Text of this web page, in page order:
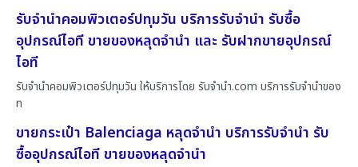
รับจำนำคอมพิวเตอร์ปทุมวัน บริการรับจำนำ รับซื้อ
อุปกรณ์ไอที ขายของหลุดจำนำ และ รับฝากขายอุปกรณ์
ไอที
รับจำนำคอมพิวเตอร์ปทุมวัน ให้บริการโดย รับจํานํา.com บริการรับจำนำของ
ท
ขายกระเป๋า Balenciaga หลุดจำนำ บริการรับจำนำ รับ
ซื้ออุปกรณ์ไอที ขายของหลุดจำนำ